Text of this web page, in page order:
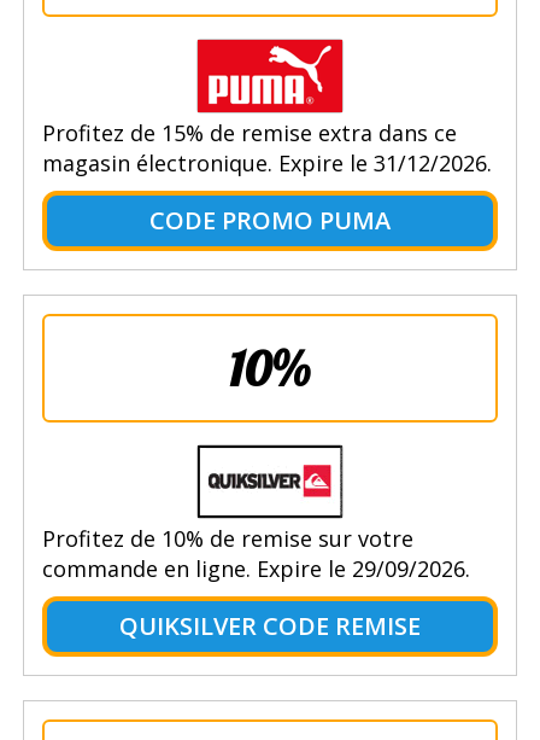
Profitez de 15% de remise extra dans ce
magasin électronique. Expire le 31/12/2026.
CODE PROMO PUMA
10%
Profitez de 10% de remise sur votre
commande en ligne. Expire le 29/09/2026.
QUIKSILVER CODE REMISE